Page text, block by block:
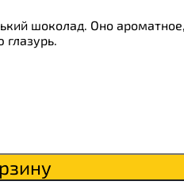
шоколад. Оно